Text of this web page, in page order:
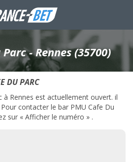
- Rennes (35700)
DU PARC
à Rennes est actuellement ouvert. il
contacter le bar PMU Cafe Du
sur « Afficher le numéro » .